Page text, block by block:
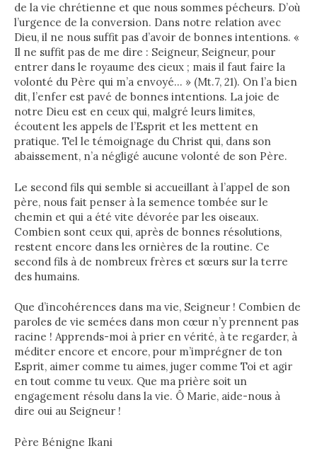
de la vie chrétienne et que nous sommes pécheurs. D’où
l’urgence de la conversion. Dans notre relation avec
Dieu, il ne nous suffit pas d’avoir de bonnes intentions. «
Il ne suffit pas de me dire : Seigneur, Seigneur, pour
entrer dans le royaume des cieux ; mais il faut faire la
volonté du Père qui m’a envoyé… » (Mt.7, 21). On l’a bien
dit, l’enfer est pavé de bonnes intentions. La joie de
notre Dieu est en ceux qui, malgré leurs limites,
écoutent les appels de l’Esprit et les mettent en
pratique. Tel le témoignage du Christ qui, dans son
abaissement, n’a négligé aucune volonté de son Père.
Le second fils qui semble si accueillant à l’appel de son
père, nous fait penser à la semence tombée sur le
chemin et qui a été vite dévorée par les oiseaux.
Combien sont ceux qui, après de bonnes résolutions,
restent encore dans les ornières de la routine. Ce
second fils à de nombreux frères et sœurs sur la terre
des humains.
Que d’incohérences dans ma vie, Seigneur ! Combien de
paroles de vie semées dans mon cœur n’y prennent pas
racine ! Apprends-moi à prier en vérité, à te regarder, à
méditer encore et encore, pour m’imprégner de ton
Esprit, aimer comme tu aimes, juger comme Toi et agir
en tout comme tu veux. Que ma prière soit un
engagement résolu dans la vie. Ô Marie, aide-nous à
dire oui au Seigneur !
Père Bénigne Ikani